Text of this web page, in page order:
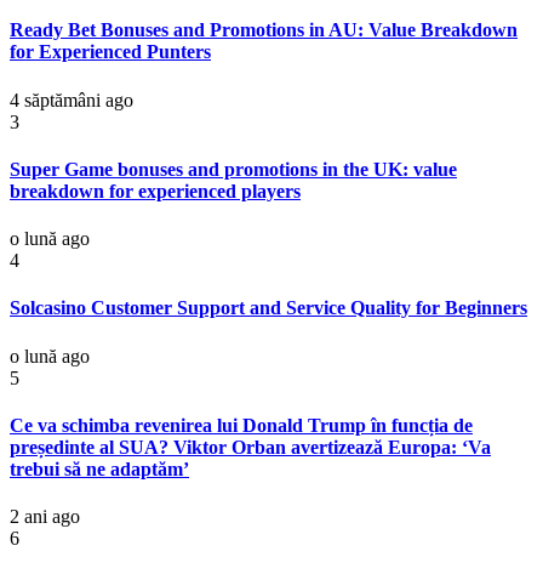
Ready Bet Bonuses and Promotions in AU: Value Breakdown
for Experienced Punters
4 săptămâni ago
3
Super Game bonuses and promotions in the UK: value
breakdown for experienced players
o lună ago
4
Solcasino Customer Support and Service Quality for Beginners
o lună ago
5
Ce va schimba revenirea lui Donald Trump în funcția de
președinte al SUA? Viktor Orban avertizează Europa: ‘Va
trebui să ne adaptăm’
2 ani ago
6